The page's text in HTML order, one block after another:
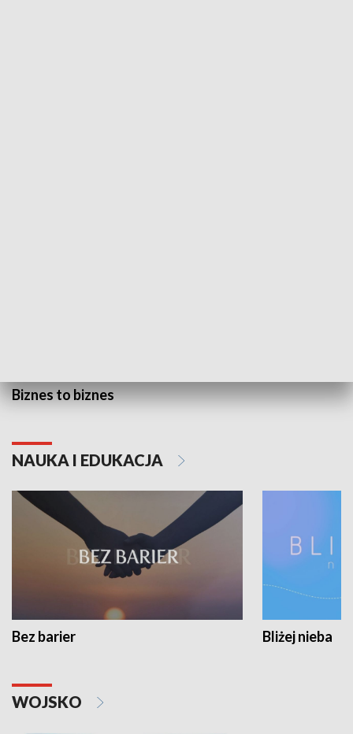
Biznes to biznes
NAUKA I EDUKACJA
Bez barier Bliżej nieba
WOJSKO